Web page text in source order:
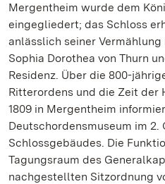
Mergentheim wurde dem
eingegliedert; das Schloss
anlässlich seiner
Sophia Dorothea von Thurn
Residenz. Über die 800-
Ritterordens und die Zeit der
1809 in Mergentheim
Deutschordensmuseum im 2.
Schlossgebäudes. Die
Tagungsraum des
nachgestellten Sitzordnung